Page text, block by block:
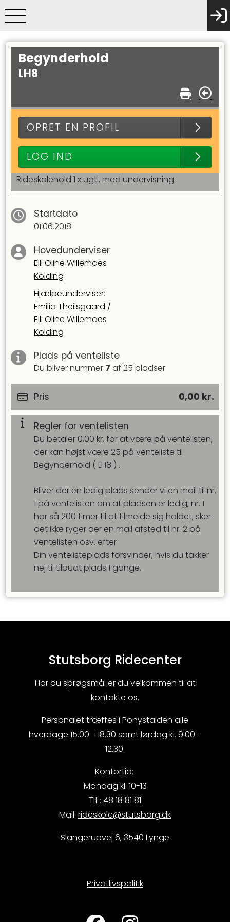
Begynderhold
LH8
OPRET EN PROFIL
LOG IND
Rideskolehold 1 x ugtl. med undervisning
Startdato
01.06.2018
Hovedunderviser
Elli Oline Willemoes
Kolding
Hjælpeunderviser:
Emilia Theilsgaard /
Elli Oline Willemoes
Kolding
Plads på venteliste
Du bliver nummer 7 af 25 pladser
Pris 0,00 kr.
Regler for ventelisten
Du betaler 0,00 kr. for at være på ventelisten,
der kan højst være 25 på venteliste til
Begynderhold ( LH8 ) .
Bliver der en ledig plads sender vi en mail til nr.
1 på ventelisten om at pladsen er ledig, nr. 1
har så 200 timer til at tilmelde sig holdet, sker
det ikke ryger der en mail afsted til nr. 2 på
ventelisten osv. efter
Din ventelisteplads forsvinder, hvis du takker
nej til tilbudt plads 1 gange.
Stutsborg Ridecenter
Har du sprøgsmål er du velkommen til at
kontakte os.
Personalet træffes i Ponystalden alle
hverdage 15.00 - 18.30 samt lørdag kl. 9.00 -
12.30.
Kontortid:
Mandag kl. 10-13
Tlf.: 48 18 81 81
Mail: rideskole@stutsborg.dk
Slangerupvej 6, 3540 Lynge
Privatlivspolitik